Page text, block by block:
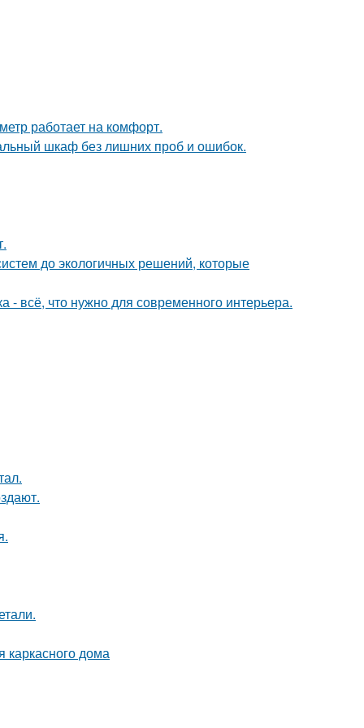
работает на комфорт.
шкаф без лишних проб и ошибок.
до экологичных решений, которые
- всё, что нужно для современного интерьера.
каркасного дома